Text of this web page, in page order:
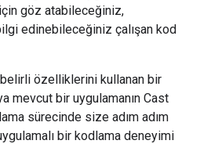
göz atabileceğiniz,
edinebileceğiniz çalışan kod
özelliklerini kullanan bir
mevcut bir uygulamanın Cast
sürecinde size adım adım
bir kodlama deneyimi